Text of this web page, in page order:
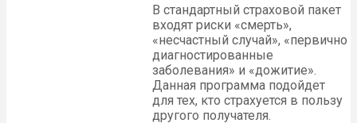
В стандартный страховой пакет
входят риски «смерть»,
«несчастный случай», «первично
диагностированные
заболевания» и «дожитие».
Данная программа подойдет
для тех, кто страхуется в пользу
другого получателя.